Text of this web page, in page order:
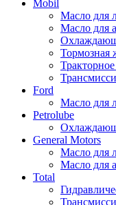
Mobil
Масло для
Масло для
Тормозная
Ford
Масло для
Petrolube
General Motors
Масло для
Масло для
Total